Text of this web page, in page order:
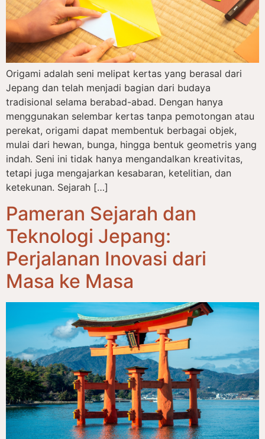
Origami adalah seni melipat kertas yang berasal dari
Jepang dan telah menjadi bagian dari budaya
tradisional selama berabad-abad. Dengan hanya
menggunakan selembar kertas tanpa pemotongan atau
perekat, origami dapat membentuk berbagai objek,
mulai dari hewan, bunga, hingga bentuk geometris yang
indah. Seni ini tidak hanya mengandalkan kreativitas,
tetapi juga mengajarkan kesabaran, ketelitian, dan
ketekunan. Sejarah […]
Pameran Sejarah dan
Teknologi Jepang:
Perjalanan Inovasi dari
Masa ke Masa